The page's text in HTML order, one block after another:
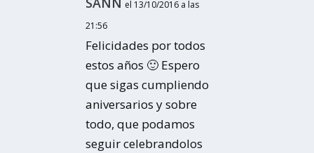
el 13/10/2016 a las
21:56
Felicidades por todos
estos años 🙂 Espero
que sigas cumpliendo
aniversarios y sobre
todo, que podamos
seguir celebrandolos